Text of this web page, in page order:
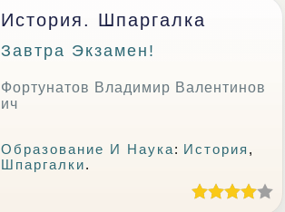
История. Шпаргалка
Завтра Экзамен!
Фортунатов Владимир Валентинов
ич
Образование И Наука: История ,
Шпаргалки.